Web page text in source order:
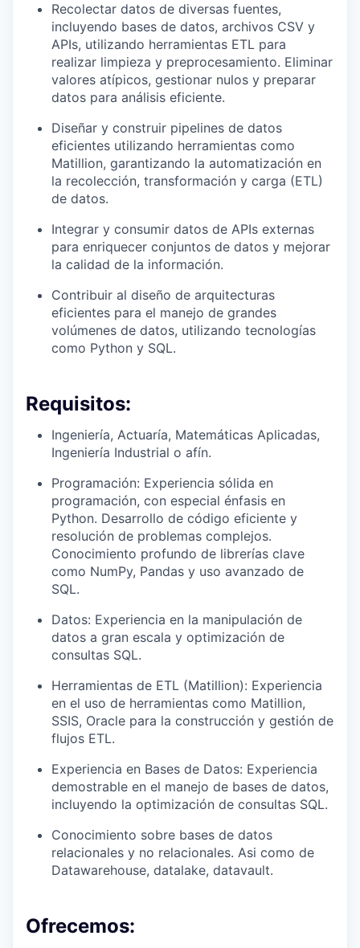
Recolectar datos de diversas fuentes,
incluyendo bases de datos, archivos CSV y
APIs, utilizando herramientas ETL para
realizar limpieza y preprocesamiento. Eliminar
valores atípicos, gestionar nulos y preparar
datos para análisis eficiente.
Diseñar y construir pipelines de datos
eficientes utilizando herramientas como
Matillion, garantizando la automatización en
la recolección, transformación y carga (ETL)
de datos.
Integrar y consumir datos de APIs externas
para enriquecer conjuntos de datos y mejorar
la calidad de la información.
Contribuir al diseño de arquitecturas
eficientes para el manejo de grandes
volúmenes de datos, utilizando tecnologías
como Python y SQL.
Requisitos:
Ingeniería, Actuaría, Matemáticas Aplicadas,
Ingeniería Industrial o afín.
Programación: Experiencia sólida en
programación, con especial énfasis en
Python. Desarrollo de código eficiente y
resolución de problemas complejos.
Conocimiento profundo de librerías clave
como NumPy, Pandas y uso avanzado de
SQL.
Datos: Experiencia en la manipulación de
datos a gran escala y optimización de
consultas SQL.
Herramientas de ETL (Matillion): Experiencia
en el uso de herramientas como Matillion,
SSIS, Oracle para la construcción y gestión de
flujos ETL.
Experiencia en Bases de Datos: Experiencia
demostrable en el manejo de bases de datos,
incluyendo la optimización de consultas SQL.
Conocimiento sobre bases de datos
relacionales y no relacionales. Asi como de
Datawarehouse, datalake, datavault.
Ofrecemos: